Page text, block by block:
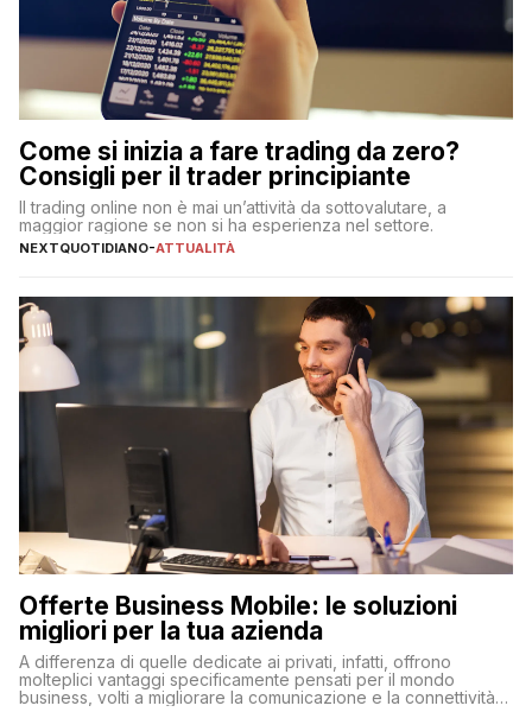
Come si inizia a fare trading da zero?
Consigli per il trader principiante
Il trading online non è mai un’attività da sottovalutare, a
maggior ragione se non si ha esperienza nel settore.
NEXTQUOTIDIANO-ATTUALITÀ
Offerte Business Mobile: le soluzioni
migliori per la tua azienda
A differenza di quelle dedicate ai privati, infatti, offrono
molteplici vantaggi specificamente pensati per il mondo
business, volti a migliorare la comunicazione e la connettività